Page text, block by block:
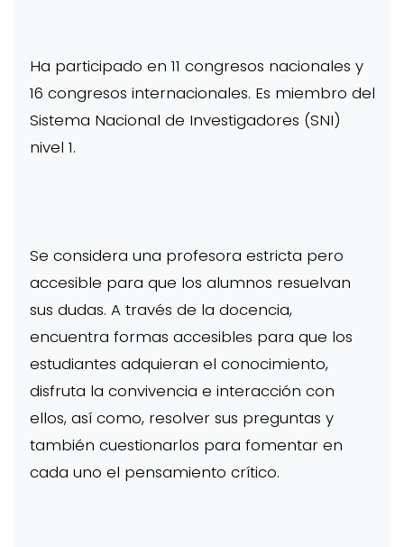
Ha participado en 11 congresos nacionales y
16 congresos internacionales. Es miembro del
Sistema Nacional de Investigadores (SNI)
nivel 1.
Se considera una profesora estricta pero
accesible para que los alumnos resuelvan
sus dudas. A través de la docencia,
encuentra formas accesibles para que los
estudiantes adquieran el conocimiento,
disfruta la convivencia e interacción con
ellos, así como, resolver sus preguntas y
también cuestionarlos para fomentar en
cada uno el pensamiento crítico.